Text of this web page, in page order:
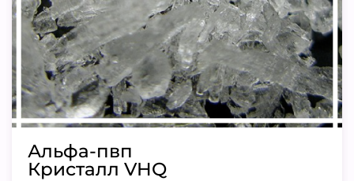
Альфа-пвп
Кристалл VHQ